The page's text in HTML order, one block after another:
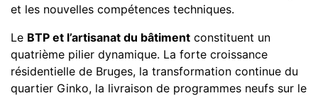
et les nouvelles compétences techniques.
Le BTP et l’artisanat du bâtiment constituent un
quatrième pilier dynamique. La forte croissance
résidentielle de Bruges, la transformation continue du
quartier Ginko, la livraison de programmes neufs sur le